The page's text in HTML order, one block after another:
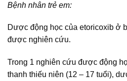
Bệnh nhân trẻ em:
Dược động học của etoricoxib ở
được nghiên cứu.
Trong 1 nghiên cứu được động
thanh thiếu niên (12 – 17 tuổi),